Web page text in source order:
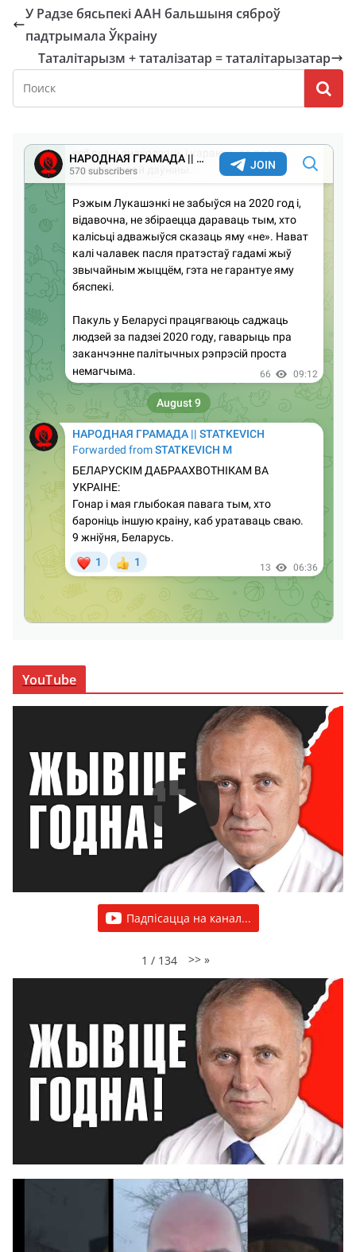
У Радзе бясьпекі ААН бальшыня сяброў
падтрымала Ўкраіну
Таталітарызм + таталізатар = таталітарызатар
YouTube
Падпісацца на канал...
1 / 134 >> »